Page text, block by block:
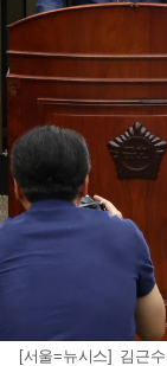
[서울=뉴시스] 김근